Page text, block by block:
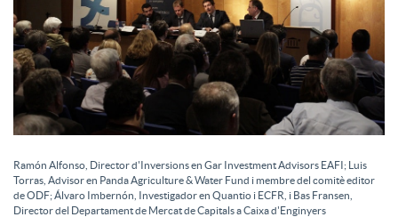
i
n
g
u
Ramón Alfonso, Director d'Inversions en Gar Investment Advisors EAFI; Luis
Torras, Advisor en Panda Agriculture & Water Fund i membre del comitè editor
de ODF; Álvaro Imbernón, Investigador en Quantio i ECFR, i Bas Fransen,
Director del Departament de Mercat de Capitals a Caixa d'Enginyers